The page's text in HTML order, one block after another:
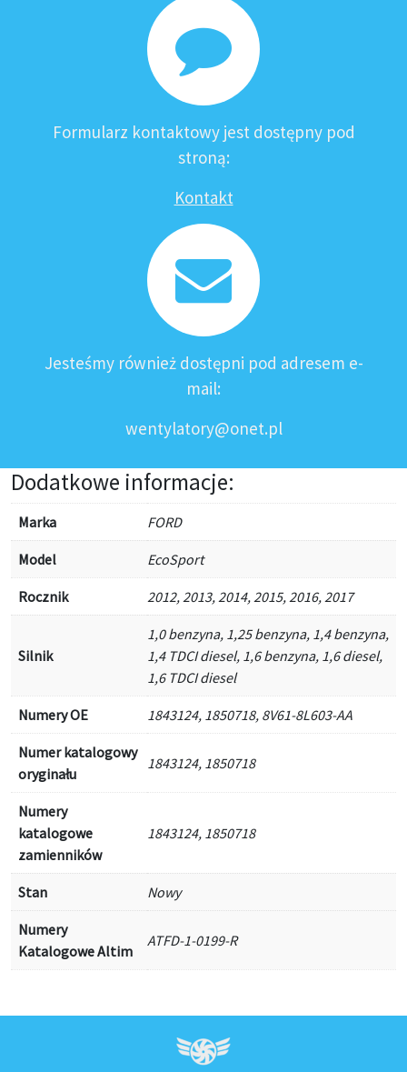
Formularz kontaktowy jest dostępny pod
stroną:
Kontakt
Jesteśmy również dostępni pod adresem e-
mail:
wentylatory@onet.pl
Dodatkowe informacje:
Marka FORD
Model EcoSport
Rocznik 2012, 2013, 2014, 2015, 2016, 2017
Silnik
1,0 benzyna, 1,25 benzyna, 1,4 benzyna,
1,4 TDCI diesel, 1,6 benzyna, 1,6 diesel,
1,6 TDCI diesel
Numery OE 1843124, 1850718, 8V61-8L603-AA
Numer katalogowy
oryginału
1843124, 1850718
Numery
katalogowe
zamienników
1843124, 1850718
Stan Nowy
Numery
Katalogowe Altim
ATFD-1-0199-R